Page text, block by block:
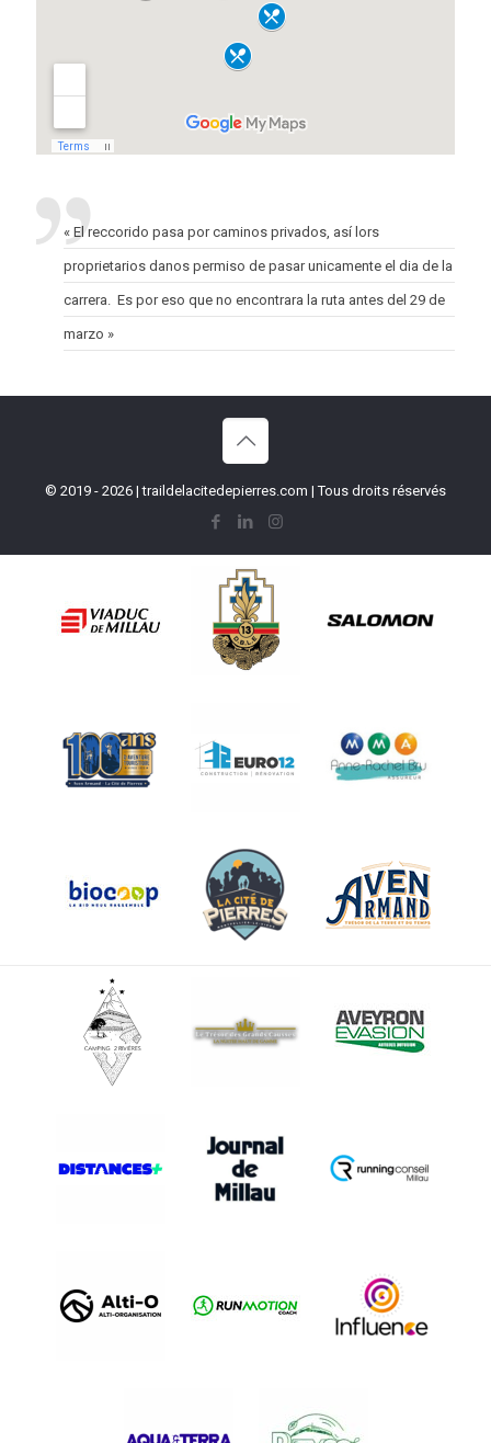
« El reccorido pasa por caminos privados, así lors
proprietarios danos permiso de pasar unicamente el dia de la
carrera. Es por eso que no encontrara la ruta antes del 29 de
marzo »
© 2019 - 2026 | traildelacitedepierres.com | Tous droits réservés